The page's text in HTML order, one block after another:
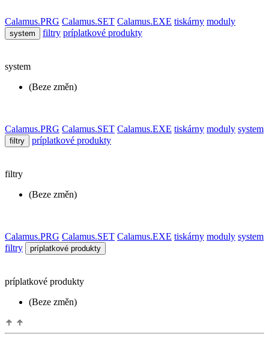
Calamus.PRG Calamus.SET Calamus.EXE tiskárny moduly
system filtry príplatkové produkty
system
(Beze změn)
Calamus.PRG Calamus.SET Calamus.EXE tiskárny moduly system
filtry príplatkové produkty
filtry
(Beze změn)
Calamus.PRG Calamus.SET Calamus.EXE tiskárny moduly system
filtry
príplatkové produkty
príplatkové produkty
(Beze změn)